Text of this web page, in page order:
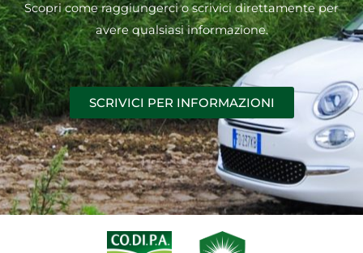
Scopri come raggiungerci o scrivici direttamente per
avere qualsiasi informazione.
SCRIVICI PER INFORMAZIONI